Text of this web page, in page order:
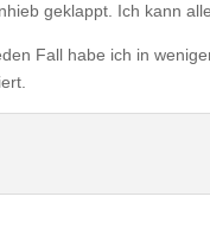
geklappt. Ich kann
Fall habe ich in